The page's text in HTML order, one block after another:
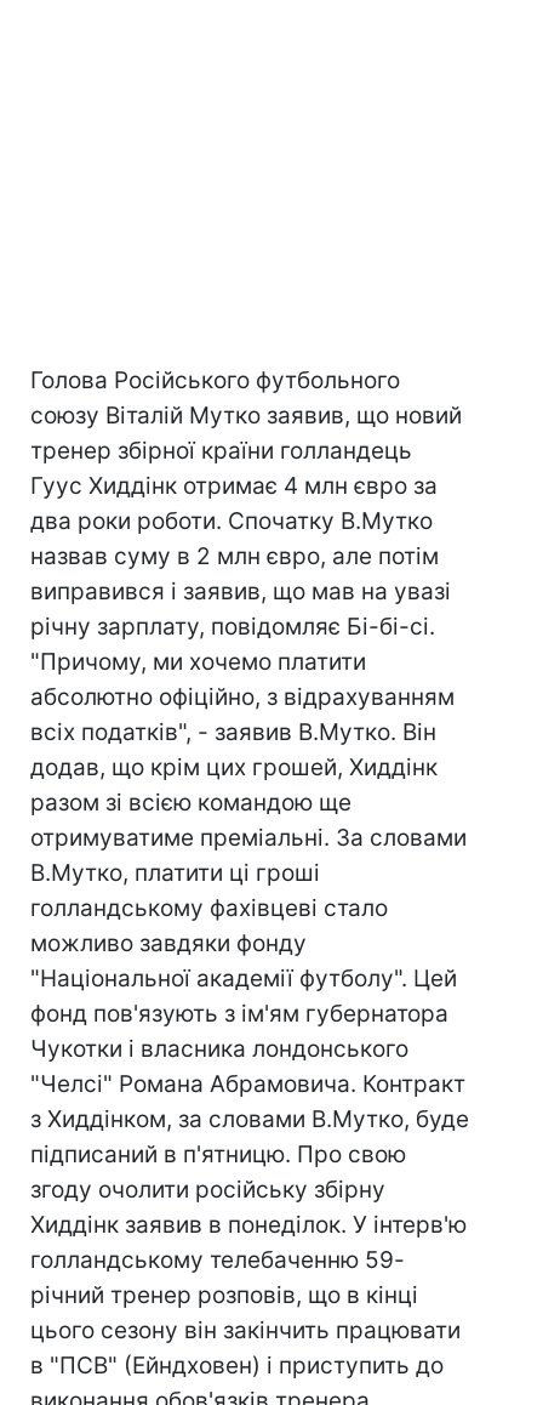
Голова Російського футбольного
союзу Віталій Мутко заявив, що новий
тренер збірної країни голландець
Гуус Хиддінк отримає 4 млн євро за
два роки роботи. Спочатку В.Мутко
назвав суму в 2 млн євро, але потім
виправився і заявив, що мав на увазі
річну зарплату, повідомляє Бі-бі-сі.
"Причому, ми хочемо платити
абсолютно офіційно, з відрахуванням
всіх податків", - заявив В.Мутко. Він
додав, що крім цих грошей, Хиддінк
разом зі всією командою ще
отримуватиме преміальні. За словами
В.Мутко, платити ці гроші
голландському фахівцеві стало
можливо завдяки фонду
"Національної академії футболу". Цей
фонд пов'язують з ім'ям губернатора
Чукотки і власника лондонського
"Челсі" Романа Абрамовича. Контракт
з Хиддінком, за словами В.Мутко, буде
підписаний в п'ятницю. Про свою
згоду очолити російську збірну
Хиддінк заявив в понеділок. У інтерв'ю
голландському телебаченню 59-
річний тренер розповів, що в кінці
цього сезону він закінчить працювати
в "ПСВ" (Ейндховен) і приступить до